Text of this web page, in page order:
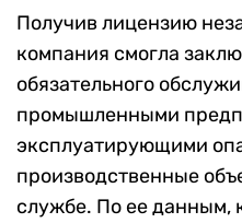
Получив лицензию
компания смогла
обязательного
промышленными
эксплуатирующими
производственные
службе. По ее данным,